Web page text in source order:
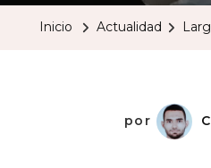
Inicio Actualidad
por